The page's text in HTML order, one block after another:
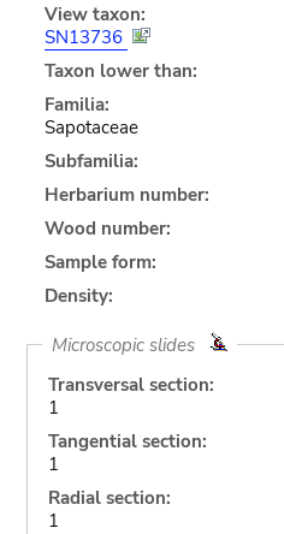
View taxon:
SN13736
Taxon lower than:
Familia:
Sapotaceae
Subfamilia:
Herbarium number:
Wood number:
Sample form:
Density:
Microscopic slides
Transversal section:
1
Tangential section:
1
Radial section:
1